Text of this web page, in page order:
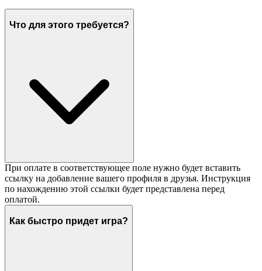
Что для этого требуется?
При оплате в соответствующее поле нужно будет вставить
ссылку на добавление вашего профиля в друзья. Инструкция
по нахождению этой ссылки будет представлена перед
оплатой.
Как быстро придет игра?